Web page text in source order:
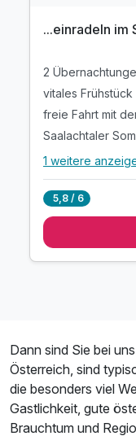
...einradeln im
2
vitales
freie Fahrt mit
Saalachtaler
Alle
vitales
1 weitere
5,8 / 6
Dann sind Sie bei
Österreich, sind
die besonders viel
Gastlichkeit, gute
Brauchtum und